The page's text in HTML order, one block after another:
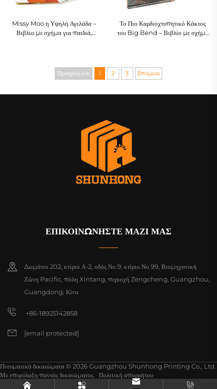
Missy Moo η Υψηλή Αγελάδα –
Βιβλίο με σχήμα για παιδιά,
Το Πιο Καρδιοχτυπητικό Κάκτος
του Big Bend – Βιβλίο με σχήμα
Προηγούμενο 1 2 3 Επόμενο
ΕΠΙΚΟΙΝΩΝΗΣΤΕ ΜΑΖΙ ΜΑΣ
Δωμάτιο 202, κτίριο Α-2, οδός Νο.9, κτίριο Νο.99, Βιομηχανική
Ζώνη Pacific, πόλη Xintang, περιοχή Zengcheng, Guangzhou,
Guangdong, Κίνα
+86-18925142858
[email protected]
Πνευματικά δικαιώματα © 2026 Guangzhou Shunhong Printing Co., Ltd.
Με επιφύλαξη παντός δικαιώματος. Πολιτική απορρήτου